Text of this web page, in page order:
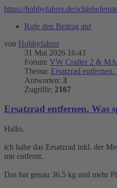
https://hobbyfahrer.de/
Rufe den Beitrag auf
von Hobbyfahrer
31 Mai 2026 16:43
Forum: VW Crafter 2 &
Thema: Ersatzrad
Antworten: 3
Zugriffe: 2167
Ersatzrad entfernen. Was
Hallo,
ich habe das Ersatzrad inkl. der
mir entfernt.
Das hat genau 36,5 kg und mehr